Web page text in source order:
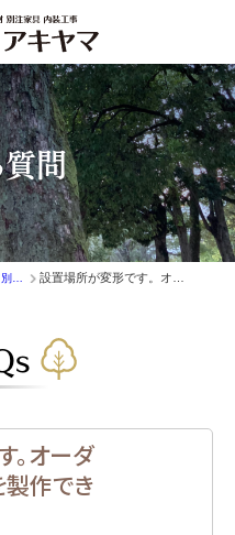
質問
オーダーメイド家具（別注家具） 設置場所が変形です。オーダーメイドにて家具を製作できますか。
。オーダ
製作でき